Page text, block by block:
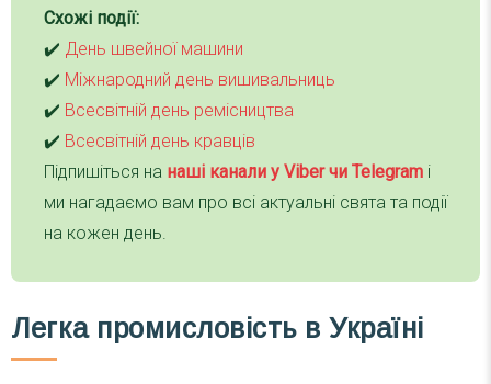
Схожі події:
✔️ День швейної машини
✔️ Міжнародний день вишивальниць
✔️ Всесвітній день ремісництва
✔️ Всесвітній день кравців
Підпишіться на наші канали у Viber чи Telegram і
ми нагадаємо вам про всі актуальні свята та події
на кожен день.
Легка промисловість в Україні